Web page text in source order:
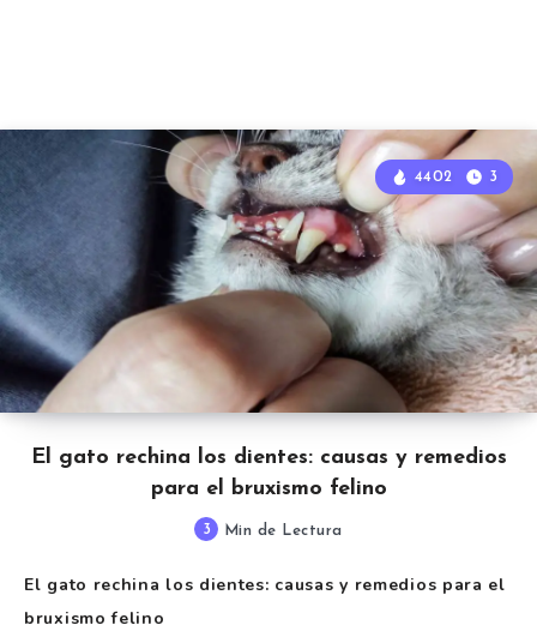
El gato rechina los dientes: causas y remedios
para el bruxismo felino
4402 3
3 Min de Lectura
El gato rechina los dientes: causas y remedios para el
bruxismo felino